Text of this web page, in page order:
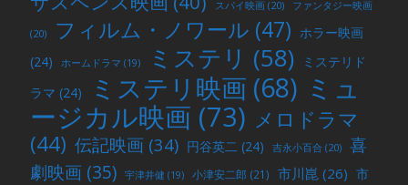
スパイ映画 (20) ファンタジー映画
(20) フィルム・ノワール (47) ホラー映画
(24)
ホームドラマ (19) ミステリ (58)
ミステリド
ラマ (24) ミステリ映画 (68) ミュ
ージカル映画 (73) メロドラマ
(44) 伝記映画 (34) 円谷英二 (24) 吉永小百合 (20)
喜
劇映画 (35) 宇津井健 (19) 小津安二郎 (21) 市川崑 (26) 市